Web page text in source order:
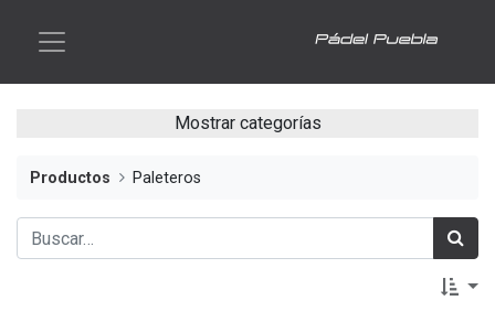
Mostrar categorías
Productos Paleteros